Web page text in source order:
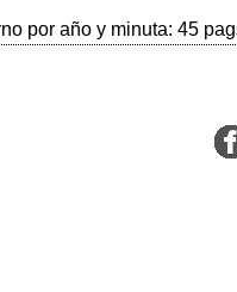
por año y minuta: 45